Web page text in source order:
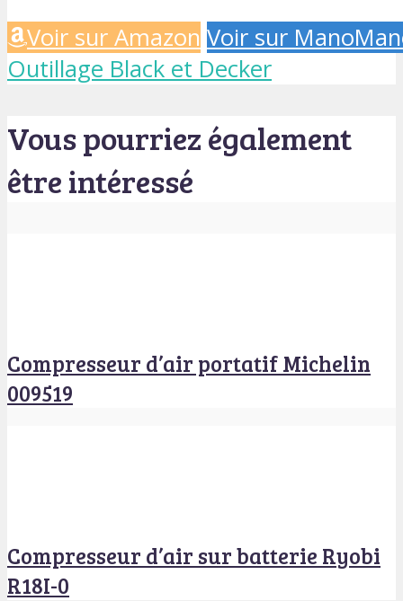
Voir sur Amazon Voir sur
Outillage Black et Decker
Vous pourriez également
être intéressé
Compresseur d’air portatif Michelin
009519
Compresseur d’air sur batterie Ryobi
R18I-0